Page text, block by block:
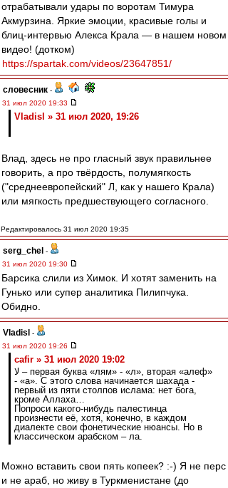
отрабатывали удары по воротам Тимура
Акмурзина. Яркие эмоции, красивые голы и
блиц-интервью Алекса Крала — в нашем новом
видео! (дотком)
https://spartak.com/videos/23647851/
словесник -
31 июл 2020 19:33
Vladisl » 31 июл 2020, 19:26
Влад, здесь не про гласный звук правильнее
говорить, а про твёрдость, полумягкость
("среднеевропейский" Л, как у нашего Крала)
или мягкость предшествующего согласного.
Редактировалось 31 июл 2020 19:35
serg_chel -
31 июл 2020 19:30
Барсика слили из Химок. И хотят заменить на
Гунько или супер аналитика Пилипчука.
Обидно.
Vladisl
-
31 июл 2020 19:26
cafir » 31 июл 2020 19:02
لا – первая буква «лям» - «л», вторая «алеф»
- «а». С этого слова начинается шахада -
первый из пяти столпов ислама: нет бога,
кроме Аллаха…
Попроси какого-нибудь палестинца
произнести её, хотя, конечно, в каждом
диалекте свои фонетические нюансы. Но в
классическом арабском – ла.
Можно вставить свои пять копеек? :-) Я не перс
и не араб, но живу в Туркменистане (до